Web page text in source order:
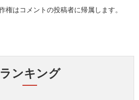
権はコメントの投稿者に帰属します。
ランキング